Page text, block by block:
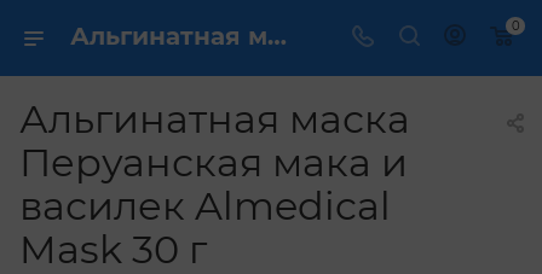
Альгинатная маска Перуанская мака и василек Almedical Mask 30 г купить по выгодной цене в интернет магазине 0
Альгинатная маска
Перуанская мака и
василек Almedical
Mask 30 г